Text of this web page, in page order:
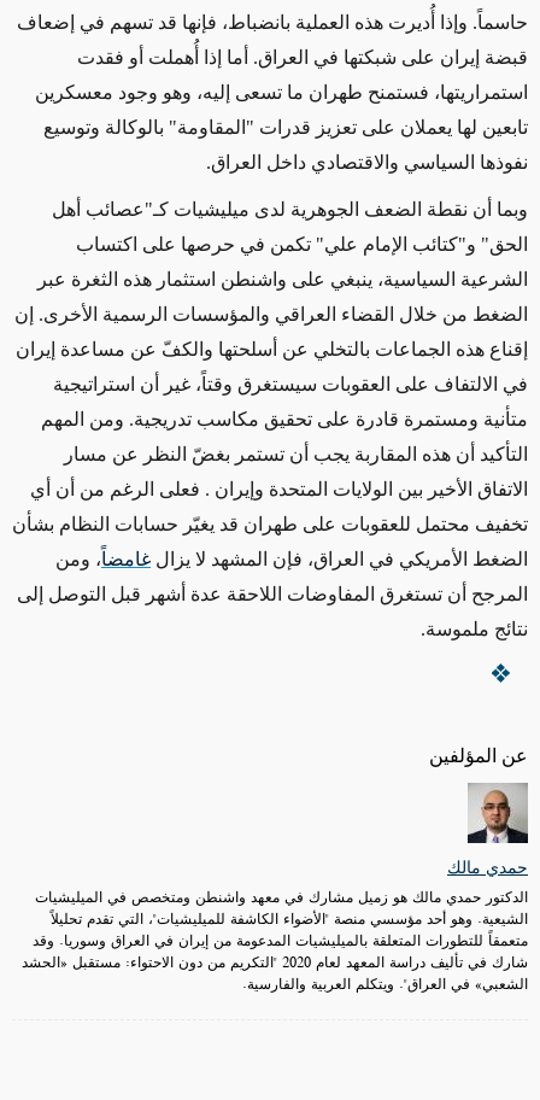
عن المؤلفين
حمدي مالك
الدكتور حمدي مالك هو زميل مشارك في معهد واشنطن ومتخصص في الميليشيات
الشيعية. وهو أحد مؤسسي منصة "الأضواء الكاشفة للميليشيات"، التي تقدم تحليلاً
متعمقاً للتطورات المتعلقة بالميليشيات المدعومة من إيران في العراق وسوريا. وقد
شارك في تأليف دراسة المعهد لعام 2020 "التكريم من دون الاحتواء: مستقبل «الحشد
الشعبي» في العراق". ويتكلم العربية والفارسية.
حاسماً. وإذا أُديرت هذه العملية بانضباط، فإنها قد تسهم في إضعاف
قبضة إيران على شبكتها في العراق. أما إذا أُهملت أو فقدت
استمراريتها، فستمنح طهران ما تسعى إليه، وهو وجود معسكرين
تابعين لها يعملان على تعزيز قدرات "المقاومة" بالوكالة وتوسيع
نفوذها السياسي والاقتصادي داخل العراق.
وبما أن نقطة الضعف الجوهرية لدى ميليشيات كـ"عصائب أهل
الحق" و"كتائب الإمام علي" تكمن في حرصها على اكتساب
الشرعية السياسية، ينبغي على واشنطن استثمار هذه الثغرة عبر
الضغط من خلال القضاء العراقي والمؤسسات الرسمية الأخرى. إن
إقناع هذه الجماعات بالتخلي عن أسلحتها والكفّ عن مساعدة إيران
في الالتفاف على العقوبات سيستغرق وقتاً، غير أن استراتيجية
متأنية ومستمرة قادرة على تحقيق مكاسب تدريجية. ومن المهم
التأكيد أن هذه المقاربة يجب أن تستمر بغضّ النظر عن مسار
الاتفاق الأخير بين الولايات المتحدة وإيران . فعلى الرغم من أن أي
تخفيف محتمل للعقوبات على طهران قد يغيّر حسابات النظام بشأن
الضغط الأمريكي في العراق، فإن المشهد لا يزال غامضاً، ومن
المرجح أن تستغرق المفاوضات اللاحقة عدة أشهر قبل التوصل إلى
نتائج ملموسة.